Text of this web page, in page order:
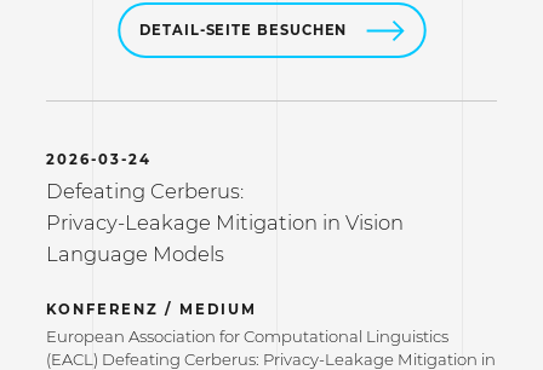
DETAIL-SEITE BESUCHEN
2026-03-24
Defeating Cerberus:
Privacy-Leakage Mitigation in Vision
Language Models
KONFERENZ / MEDIUM
European Association for Computational Linguistics
(EACL) Defeating Cerberus: Privacy-Leakage Mitigation in